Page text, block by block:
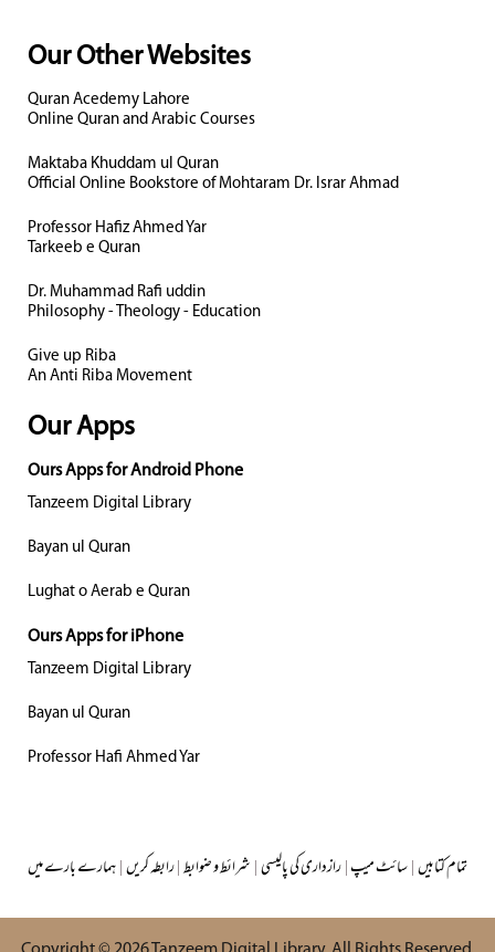
Our Other Websites
Quran Acedemy Lahore
Online Quran and Arabic Courses
Maktaba Khuddam ul Quran
Official Online Bookstore of Mohtaram Dr. Israr Ahmad
Professor Hafiz Ahmed Yar
Tarkeeb e Quran
Dr. Muhammad Rafi uddin
Philosophy - Theology - Education
Give up Riba
An Anti Riba Movement
Our Apps
Ours Apps for Android Phone
Tanzeem Digital Library
Bayan ul Quran
Lughat o Aerab e Quran
Ours Apps for iPhone
Tanzeem Digital Library
Bayan ul Quran
Professor Hafi Ahmed Yar
ہمارے بارے میں|رابطہ کریں|شرائط و ضوابط|رازداری کی پالیسی|سائٹ میپ|تمام کتابیں